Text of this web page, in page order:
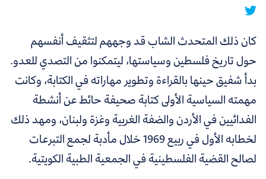
كان ذلك المتحدث الشاب قد وجههم لتثقيف أنفسهم
حول تاريخ فلسطين وسياستها، ليتمكنوا من التصدي للعدو.
بدأ شفيق حينها بالقراءة وتطوير مهاراته في الكتابة، وكانت
مهمته السياسية الأولى كتابة صحيفة حائط عن أنشطة
الفدائيين في الأردن والضفة الغربية وغزة ولبنان، ومهد ذلك
لخطابه الأول في ربيع 1969 خلال مأدبة لجمع التبرعات
لصالح القضية الفلسطينية في الجمعية الطبية الكويتية.